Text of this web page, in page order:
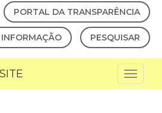
PORTAL DA TRANSPARÊNCIA
PESQUISAR